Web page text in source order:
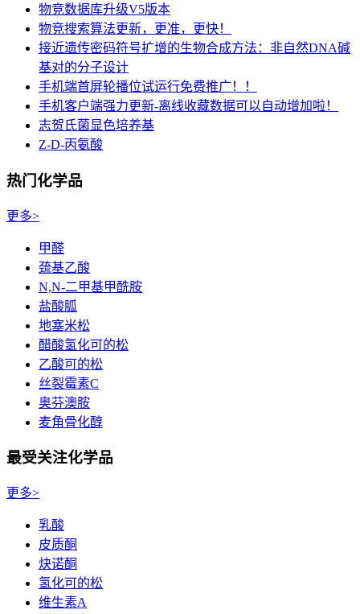
物竞数据库升级V5版本
物竞搜索算法更新，更准，更快！
接近遗传密码符号扩增的生物合成方法：非自然DNA碱
基对的分子设计
手机端首屏轮播位试运行免费推广！！
手机客户端强力更新-离线收藏数据可以自动增加啦！
志贺氏菌显色培养基
Z-D-丙氨酸
热门化学品
更多>
甲醛
巯基乙酸
N,N-二甲基甲酰胺
盐酸胍
地塞米松
醋酸氢化可的松
乙酸可的松
丝裂霉素C
奥芬澳胺
麦角骨化醇
最受关注化学品
更多>
乳酸
皮质酮
炔诺酮
氢化可的松
维生素A